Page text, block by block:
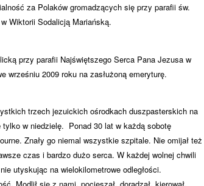
za Polaków gromadzących się przy parafii św.
Wiktorii Sodalicją Mariańską.
przy parafii Najświętszego Serca Pana Jezusa w
wrześniu 2009 roku na zasłużoną emeryturę.
trzech jezuickich ośrodkach duszpasterskich na
tylko w niedzielę. Ponad 30 lat w każdą sobotę
Znały go niemal wszystkie szpitale. Nie omijał też
czas i bardzo dużo serca. W każdej wolnej chwili
utyskując na wielokilometrowe odległości.